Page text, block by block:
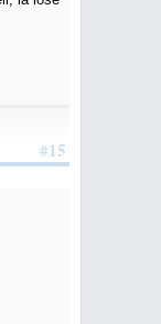
#15